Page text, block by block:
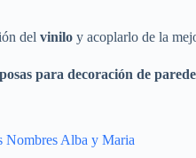
del vinilo y acoplarlo de la
para decoración de